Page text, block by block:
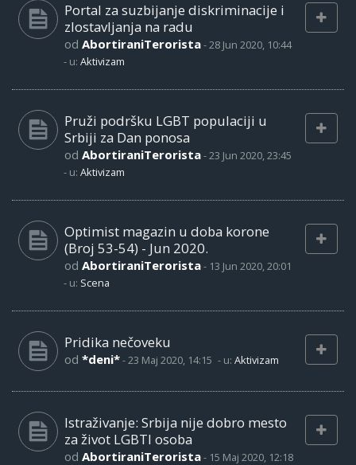
Portal za suzbijanje diskriminacije i
zlostavljanja na radu
od AbortiraniTerorista-28 Jun 2020, 10:44
- u: Aktivizam
Pruži podršku LGBT populaciji u
Srbiji za Dan ponosa
od AbortiraniTerorista-23 Jun 2020, 23:45
- u: Aktivizam
Optimist magazin u doba korone
(Broj 53-54) - Jun 2020.
od AbortiraniTerorista- 13 Jun 2020, 20:01
- u: Scena
Pridika nečoveku
od *deni*-23 Maj 2020, 14:15 - u: Aktivizam
Istraživanje: Srbija nije dobro mesto
za život LGBTI osoba
od AbortiraniTerorista- 15 Maj 2020, 12:18